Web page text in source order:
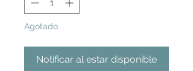
Agotado
Notificar al estar disponible